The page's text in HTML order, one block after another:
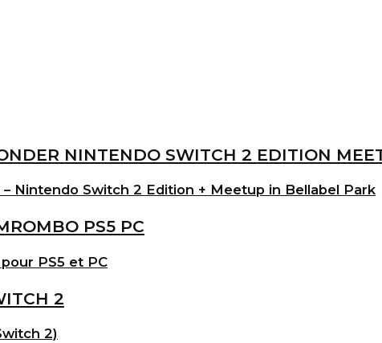
Nintendo Switch 2 Edition + Meetup in Bellabel Park
PS5 et PC
2)